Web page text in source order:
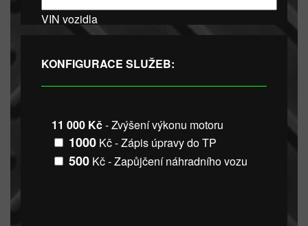
VIN vozidla
KONFIGURACE SLUŽEB:
11 000 Kč- Zvýšení výkonu motoru
1000 Kč - Zápis úpravy do TP
500 Kč - Zapůjčení náhradního vozu